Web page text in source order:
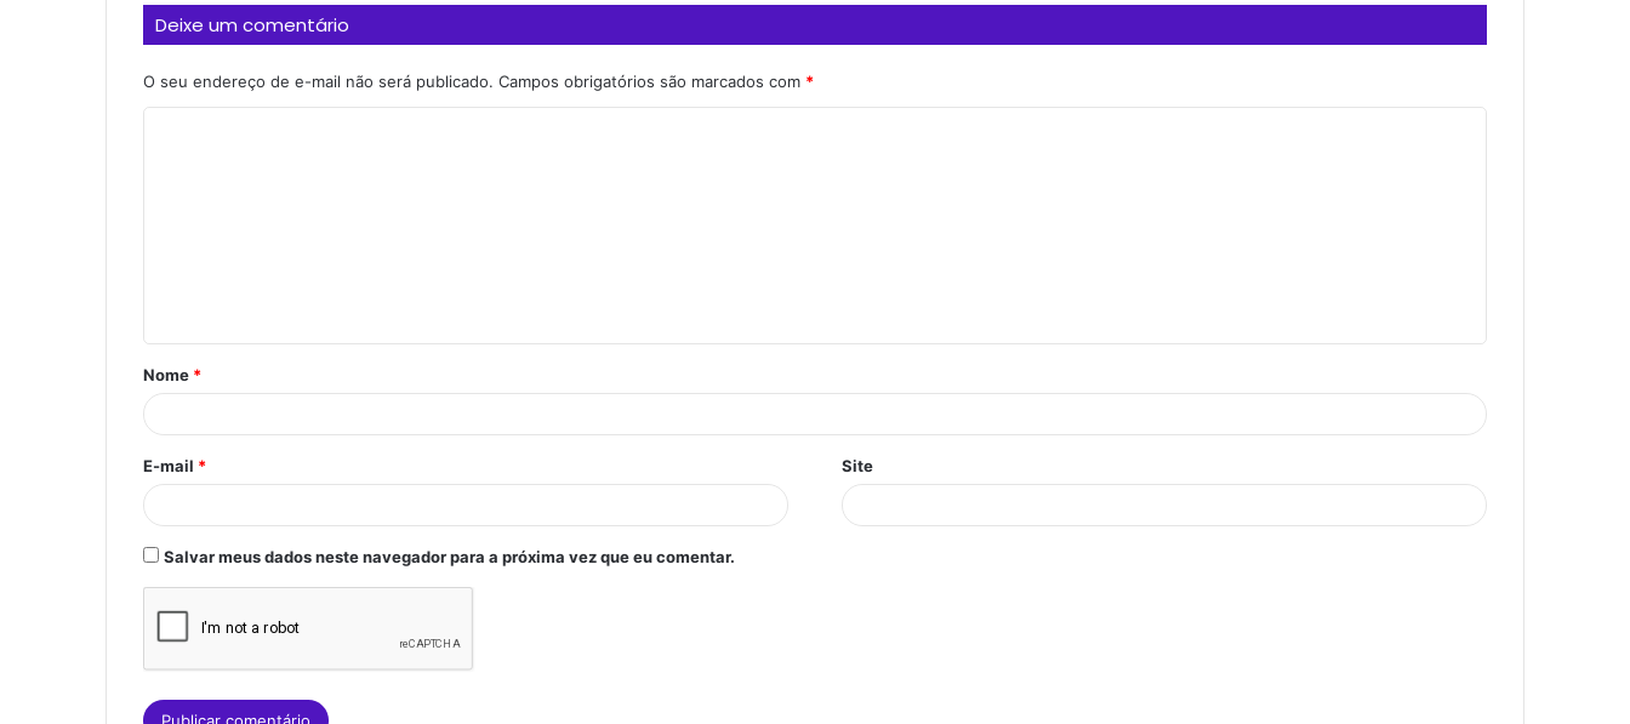
Deixe um comentário
O seu endereço de e-mail não será publicado. Campos obrigatórios são marcados com *
á
r
*
Nome *
E-mail * Site
Salvar meus dados neste navegador para a próxima vez que eu comentar.